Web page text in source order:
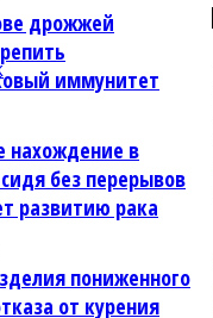
дрожжей
иммунитет
нахождение в
без перерывов
развитию рака
пониженного
от курения